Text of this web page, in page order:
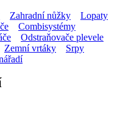
Zahradní nůžky
Lopaty
Combisystémy
Odstraňovače plevele
Zemní vrtáky
Srpy